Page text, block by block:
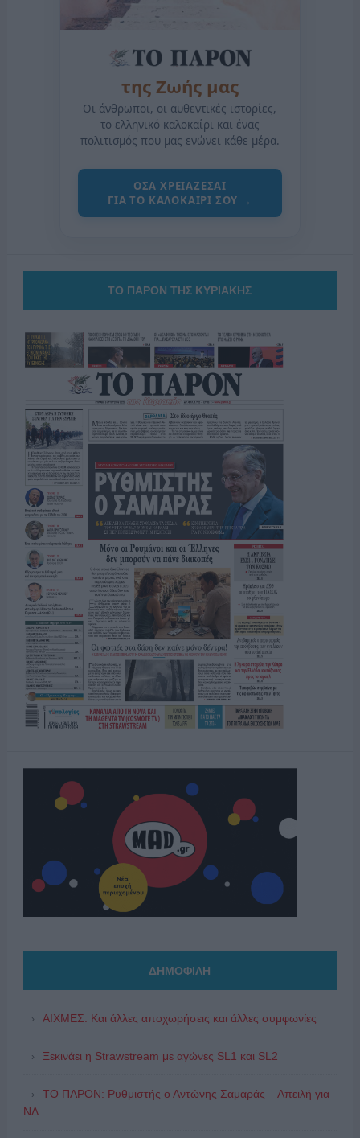
της Ζωής μας
Οι άνθρωποι, οι αυθεντικές ιστορίες,
το ελληνικό καλοκαίρι και ένας
πολιτισμός που μας ενώνει κάθε μέρα.
ΟΣΑ ΧΡΕΙΑΖΕΣΑΙ
ΓΙΑ ΤΟ ΚΑΛΟΚΑΙΡΙ ΣΟΥ →
ΤΟ ΠΑΡΟΝ ΤΗΣ ΚΥΡΙΑΚΗΣ
ΔΗΜΟΦΙΛΗ
ΑΙΧΜΕΣ: Και άλλες αποχωρήσεις και άλλες συμφωνίες
Ξεκινάει η Strawstream με αγώνες SL1 και SL2
ΤΟ ΠΑΡΟΝ: Ρυθμιστής ο Αντώνης Σαμαράς – Απειλή για
ΝΔ